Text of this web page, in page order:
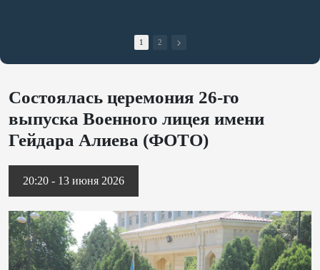
1 2
Состоялась церемония 26-го
выпуска Военного лицея имени
Гейдара Алиева (ФОТО)
20:20 - 13 июня 2026